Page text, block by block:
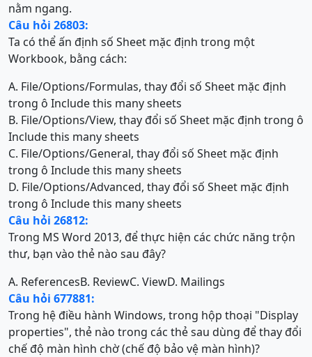
nằm ngang.
Câu hỏi 26803:
Ta có thể ấn định số Sheet mặc định trong một
Workbook, bằng cách:
A. File/Options/Formulas, thay đổi số Sheet mặc định
trong ô Include this many sheets
B. File/Options/View, thay đổi số Sheet mặc định trong ô
Include this many sheets
C. File/Options/General, thay đổi số Sheet mặc định
trong ô Include this many sheets
D. File/Options/Advanced, thay đổi số Sheet mặc định
trong ô Include this many sheets
Câu hỏi 26812:
Trong MS Word 2013, để thực hiện các chức năng trộn
thư, bạn vào thẻ nào sau đây?
A. ReferencesB. ReviewC. ViewD. Mailings
Câu hỏi 677881:
Trong hệ điều hành Windows, trong hộp thoại "Display
properties", thẻ nào trong các thẻ sau dùng để thay đổi
chế độ màn hình chờ (chế độ bảo vệ màn hình)?